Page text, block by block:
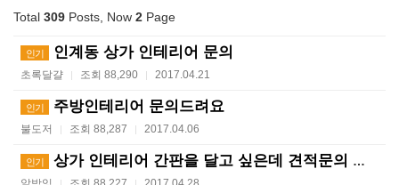
Total 309 Posts, Now 2 Page
인기 인계동 상가 인테리어 문의
초록달걀 | 조회 88,290 | 2017.04.21
인기 주방인테리어 문의드려요
불도저 | 조회 88,287 | 2017.04.06
인기 상가 인테리어 간판을 달고 싶은데 견적문의 드립니다